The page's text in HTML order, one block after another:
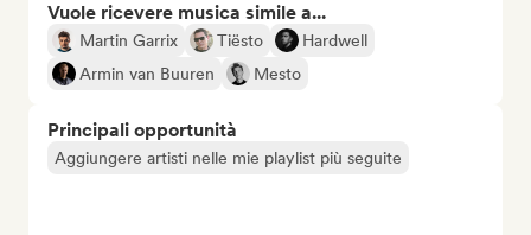
Vuole ricevere musica simile a...
Martin Garrix Tiësto
Hardwell
Armin van Buuren
Mesto
Principali opportunità
Aggiungere artisti nelle mie playlist più seguite